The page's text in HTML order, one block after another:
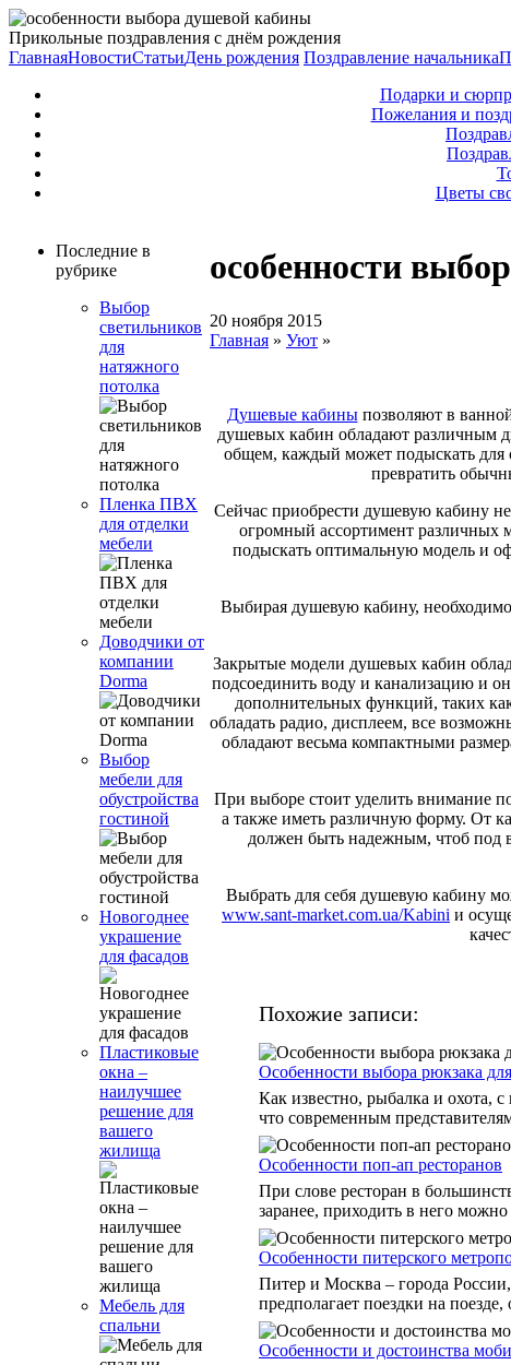
Прикольные поздравления с днём рождения
ГлавнаяНовостиСтатьиДень рождения Поздравление начальника
Подарки и
Пожелания и
Цветы
Последние в
рубрике
Выбор
светильников
для
натяжного
потолка
Пленка ПВХ
для отделки
мебели
Доводчики от
компании
Dorma
Выбор
мебели для
обустройства
гостиной
Новогоднее
украшение
для фасадов
Пластиковые
окна –
наилучшее
решение для
вашего
жилища
Мебель для
спальни
особенности
20 ноября 2015
Главная » Уют »
Душевые кабиныпозволяют в
душевых кабин обладают различным
общем, каждый может подыскать для
превратить
Сейчас приобрести душевую кабину
огромный ассортимент различных
подыскать оптимальную модель и
Выбирая душевую кабину,
Закрытые модели душевых кабин
подсоединить воду и канализацию и
дополнительных функций, таких
обладать радио, дисплеем, все
обладают весьма компактными
При выборе стоит уделить внимание
а также иметь различную форму. От
должен быть надежным, чтоб под
Выбрать для себя душевую кабину
www.sant-market.com.ua/Kabini и
Похожие записи:
Особенности выбора рюкзака
Как известно, рыбалка и охота,
что современным
Особенности поп-ап ресторанов
При слове ресторан в
заранее, приходить в него
Особенности питерского
Питер и Москва – города
предполагает поездки на
Особенности и достоинства